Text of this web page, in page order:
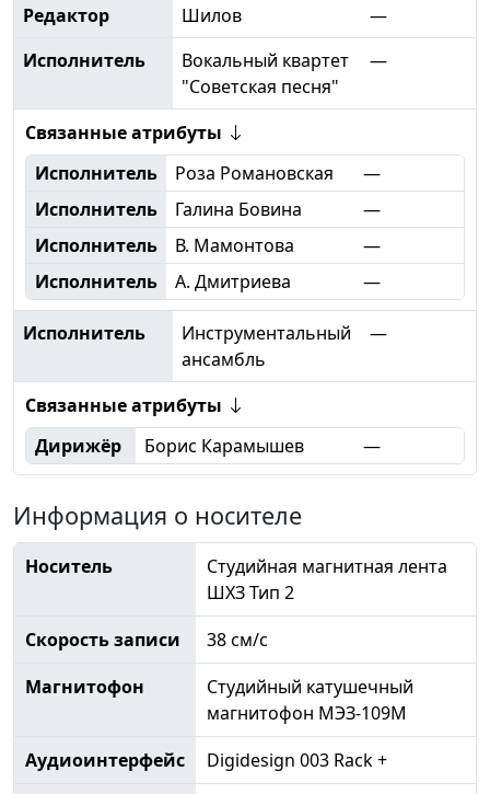
Редактор
Шилов
—
Исполнитель
Вокальный квартет
"Советская песня"
—
Связанные атрибуты
Исполнитель
Роза Романовская
—
Исполнитель
Галина Бовина
—
Исполнитель
В. Мамонтова
—
Исполнитель
А. Дмитриева —
Исполнитель
Инструментальный
ансамбль
—
Связанные атрибуты
Дирижёр
Борис Карамышев —
Информация о носителе
Носитель
Студийная магнитная лента
ШХЗ Тип 2
Скорость записи
38 см/с
Магнитофон
Студийный катушечный
магнитофон МЭЗ-109М
Аудиоинтерфейс
Digidesign 003 Rack +